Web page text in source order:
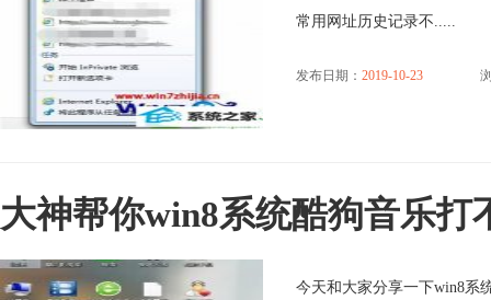
常用网址历史记录不.....
发布日期： 2019-10-23
大神帮你win8系统酷狗音乐打
今天和大家分享一下win8系